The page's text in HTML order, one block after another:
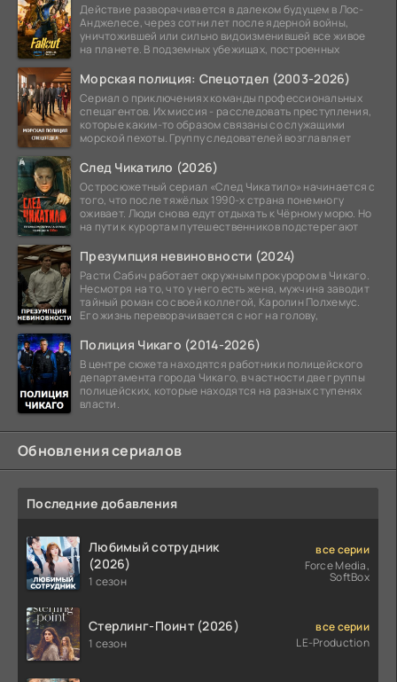
Действие разворачивается в далеком будущем в Лос-
Анджелесе, через сотни лет после ядерной войны,
уничтожившей или сильно видоизменившей все живое
на планете. В подземных убежищах, построенных
Морская полиция: Спецотдел (2003-2026)
Сериал о приключениях команды профессиональных
спецагентов. Их миссия - расследовать преступления,
которые каким-то образом связаны со служащими
морской пехоты. Группу следователей возглавляет
След Чикатило (2026)
Остросюжетный сериал «След Чикатило» начинается с
того, что после тяжёлых 1990-х страна понемногу
оживает. Люди снова едут отдыхать к Чёрному морю. Но
на пути к курортам путешественников подстерегают
Презумпция невиновности (2024)
Расти Сабич работает окружным прокурором в Чикаго.
Несмотря на то, что у него есть жена, мужчина заводит
тайный роман со своей коллегой, Каролин Полхемус.
Его жизнь переворачивается с ног на голову,
Полиция Чикаго (2014-2026)
В центре сюжета находятся работники полицейского
департамента города Чикаго, в частности две группы
полицейских, которые находятся на разных ступенях
власти.
Обновления сериалов
Последние добавления
Любимый сотрудник
(2026)
1 сезон
все серии
Force Media,
SoftBox
Стерлинг-Поинт (2026)
1 сезон
все серии
LE-Production